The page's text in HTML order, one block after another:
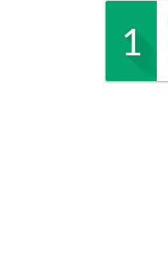
1